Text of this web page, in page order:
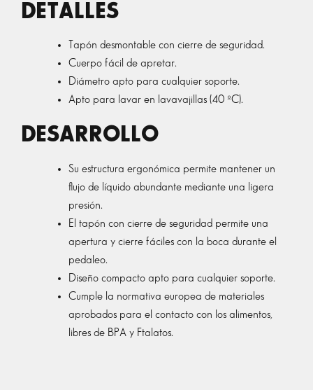
DETALLES
Tapón desmontable con cierre de seguridad.
Cuerpo fácil de apretar.
Diámetro apto para cualquier soporte.
Apto para lavar en lavavajillas (40 ºC).
DESARROLLO
Su estructura ergonómica permite mantener un
flujo de líquido abundante mediante una ligera
presión.
El tapón con cierre de seguridad permite una
apertura y cierre fáciles con la boca durante el
pedaleo.
Diseño compacto apto para cualquier soporte.
Cumple la normativa europea de materiales
aprobados para el contacto con los alimentos,
libres de BPA y Ftalatos.